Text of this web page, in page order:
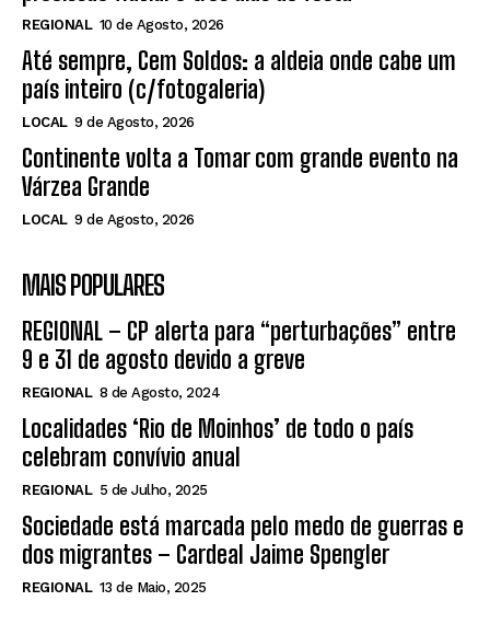
REGIONAL 10 de Agosto, 2026
Até sempre, Cem Soldos: a aldeia onde cabe um
país inteiro (c/fotogaleria)
LOCAL 9 de Agosto, 2026
Continente volta a Tomar com grande evento na
Várzea Grande
LOCAL 9 de Agosto, 2026
MAIS POPULARES
REGIONAL – CP alerta para “perturbações” entre
9 e 31 de agosto devido a greve
REGIONAL 8 de Agosto, 2024
Localidades ‘Rio de Moinhos’ de todo o país
celebram convívio anual
REGIONAL 5 de Julho, 2025
Sociedade está marcada pelo medo de guerras e
dos migrantes – Cardeal Jaime Spengler
REGIONAL 13 de Maio, 2025